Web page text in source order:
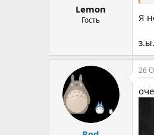
Lemon
Гость Я
26